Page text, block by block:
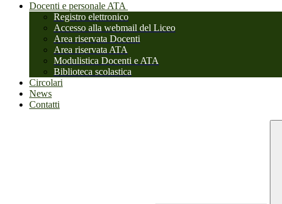
Docenti e personale ATA
Registro elettronico
Accesso alla webmail del Liceo
Area riservata Docenti
Area riservata ATA
Modulistica Docenti e ATA
Biblioteca scolastica
Circolari
News
Contatti